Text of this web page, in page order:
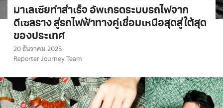
มาเลเซียทำสำเร็จ อัพเกรดระบบรถไฟจาก
ดีเซลราง สู่รถไฟฟ้าทางคู่เชื่อมเหนือสุดสู่ใต้สุด
ของประเทศ
20 ธันวาคม 2025
Reporter Journey Team